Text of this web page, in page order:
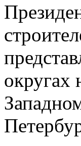
округах